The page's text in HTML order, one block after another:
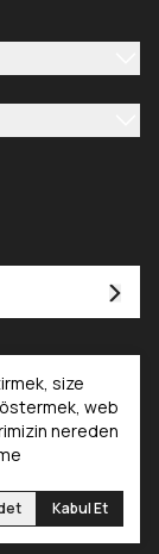
size
web
nereden
Kabul Et
Yatak
Digital